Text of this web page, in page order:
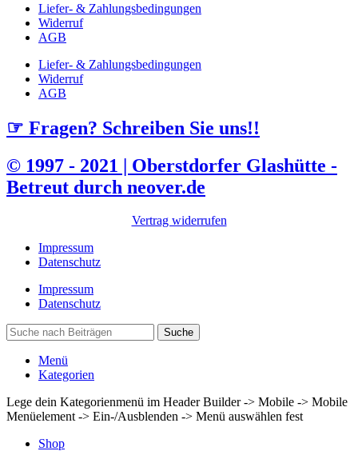
Liefer- & Zahlungsbedingungen
Widerruf
AGB
Liefer- & Zahlungsbedingungen
Widerruf
AGB
☞ Fragen? Schreiben Sie uns!!
© 1997 - 2021 | Oberstdorfer Glashütte -
Betreut durch neover.de
Vertrag widerrufen
Impressum
Datenschutz
Impressum
Datenschutz
Suche
Menü
Kategorien
Lege dein Kategorienmenü im Header Builder -> Mobile -> Mobile
Menüelement -> Ein-/Ausblenden -> Menü auswählen fest
Shop